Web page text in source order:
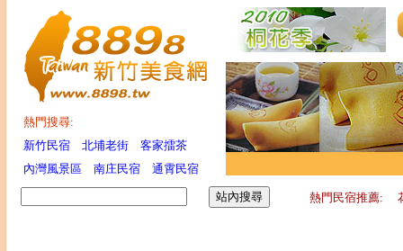
熱門搜尋:
新竹民宿
北埔老街
客家擂茶
內灣風景區
南庄民宿 通霄民宿
熱門民宿推薦: